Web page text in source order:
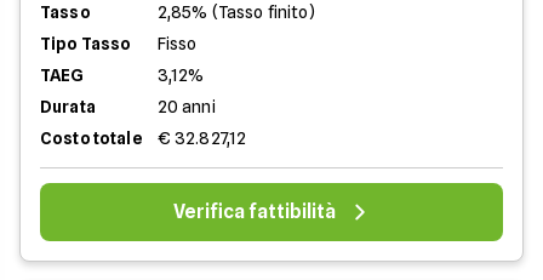
Tasso
2,85% (Tasso finito)
Tipo Tasso
Fisso
TAEG
3,12%
Durata
20 anni
Costo totale
€ 32.827,12
Verifica fattibilità